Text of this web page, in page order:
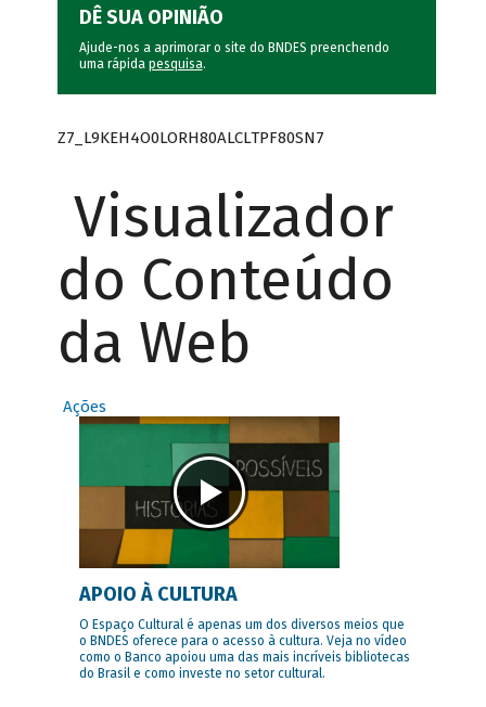
DÊ SUA OPINIÃO
Ajude-nos a aprimorar o site do BNDES preenchendo
uma rápida pesquisa.
Z7_L9KEH4O0LORH80ALCLTPF80SN7
Visualizador
do Conteúdo
da Web
Ações
APOIO À CULTURA
O Espaço Cultural é apenas um dos diversos meios que
o BNDES oferece para o acesso à cultura. Veja no vídeo
como o Banco apoiou uma das mais incríveis bibliotecas
do Brasil e como investe no setor cultural.